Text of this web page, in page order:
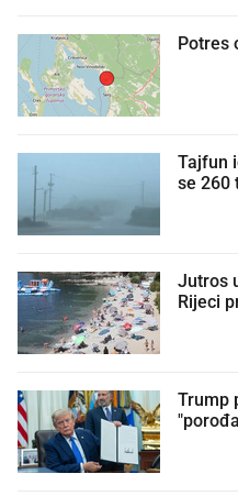
Potres
Tajfun
se 260
Jutros
Rijeci
Trump